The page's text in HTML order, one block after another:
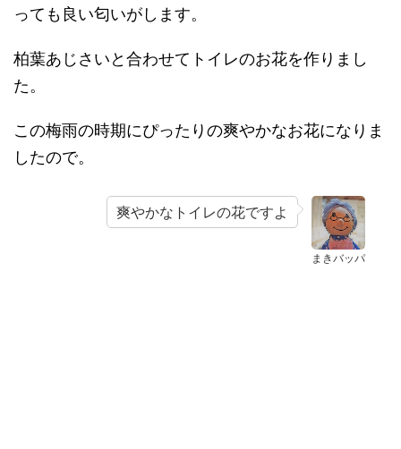
っても良い匂いがします。
柏葉あじさいと合わせてトイレのお花を作りまし
た。
この梅雨の時期にぴったりの爽やかなお花になりま
したので。
まきバッパ
爽やかなトイレの花ですよ